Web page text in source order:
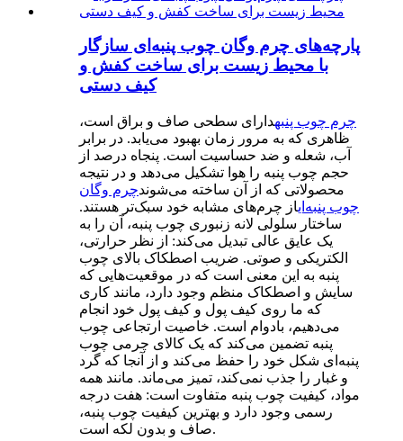
پارچه‌های چرم وگان چوب پنبه‌ای سازگار
با محیط زیست برای ساخت کفش و
کیف دستی
چرم چوب پنبهدارای سطحی صاف و براق است،
ظاهری که به مرور زمان بهبود می‌یابد. در برابر
آب، شعله و ضد حساسیت است. پنجاه درصد از
حجم چوب پنبه را هوا تشکیل می‌دهد و در نتیجه
محصولاتی که از آن ساخته می‌شوندچرم وگان
چوب پنبه‌ایاز چرم‌های مشابه خود سبک‌تر هستند.
ساختار سلولی لانه زنبوری چوب پنبه، آن را به
یک عایق عالی تبدیل می‌کند: از نظر حرارتی،
الکتریکی و صوتی. ضریب اصطکاک بالای چوب
پنبه به این معنی است که در موقعیت‌هایی که
سایش و اصطکاک منظم وجود دارد، مانند کاری
که ما روی کیف پول و کیف پول خود انجام
می‌دهیم، بادوام است. خاصیت ارتجاعی چوب
پنبه تضمین می‌کند که یک کالای چرمی چوب
پنبه‌ای شکل خود را حفظ می‌کند و از آنجا که گرد
و غبار را جذب نمی‌کند، تمیز می‌ماند. مانند همه
مواد، کیفیت چوب پنبه متفاوت است: هفت درجه
رسمی وجود دارد و بهترین کیفیت چوب پنبه،
صاف و بدون لکه است.